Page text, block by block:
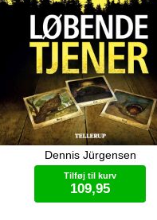
Frans Jessen har skabt en
milliardforretning med sine
designersmykker. Efter en
omfattende sag om ophavsretten
findes den ene af de involverede
Dennis Jürgensen
Tilføj til kurv
109,95